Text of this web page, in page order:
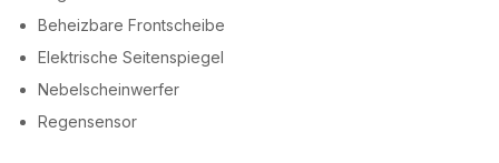
Beheizbare Frontscheibe
Elektrische Seitenspiegel
Nebelscheinwerfer
Regensensor